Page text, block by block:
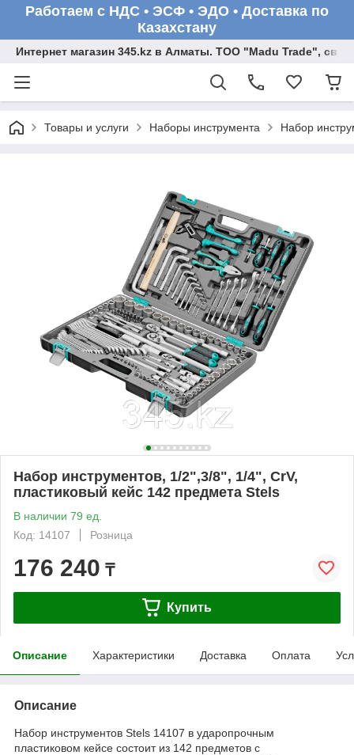
Работаем с НДС • ЭСФ • ЭДО • Доставка по
Казахстану
Интернет магазин 345.kz в Алматы. ТОО "Madu Trade",
Товары и услуги Наборы инструмента Набор
Набор инструментов, 1/2",3/8", 1/4", CrV,
пластиковый кейс 142 предмета Stels
В наличии 79 ед.
Код: 14107
Розница
176 240 ₸
Купить
Описание Характеристики Доставка Оплата
Описание
Набор инструментов Stels 14107 в ударопрочным
пластиковом кейсе состоит из 142 предметов с